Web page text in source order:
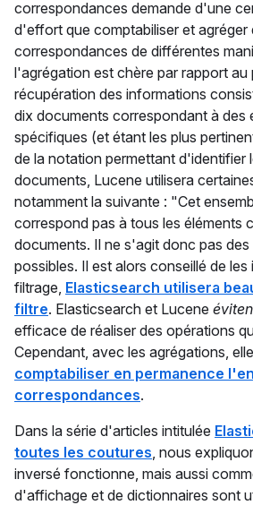
correspondances demande d'une
d'effort que comptabiliser et agréger
correspondances de différentes
l'agrégation est chère par rapport au
récupération des informations
dix documents correspondant à des
spécifiques (et étant les plus
de la notation permettant d'identifier
documents, Lucene utilisera
notamment la suivante : "Cet
correspond pas à tous les éléments
documents. Il ne s'agit donc pas des
possibles. Il est alors conseillé de
filtrage, Elasticsearch utilisera
filtre. Elasticsearch et Lucene
efficace de réaliser des opérations
Cependant, avec les agrégations,
comptabiliser en permanence
correspondances.
Dans la série d'articles intitulée
toutes les coutures, nous
inversé fonctionne, mais aussi
d'affichage et de dictionnaires sont